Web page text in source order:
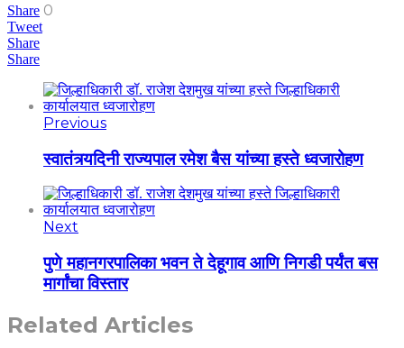
Share 0
Tweet
Share
Share
Previous
स्वातंत्र्यदिनी राज्यपाल रमेश बैस यांच्या हस्ते ध्वजारोहण
Next
पुणे महानगरपालिका भवन ते देहूगाव आणि निगडी पर्यंत बस
मार्गांचा विस्तार
Related Articles